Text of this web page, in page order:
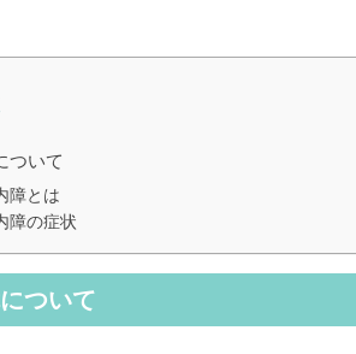
ついて
障とは
障の症状
ついて